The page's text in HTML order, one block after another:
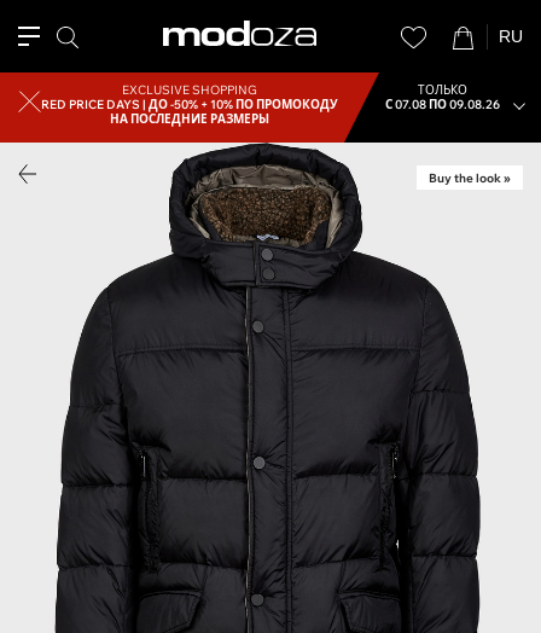
RU
EXCLUSIVE SHOPPING
RED PRICE DAYS |ДО -50% + 10% ПО ПРОМОКОДУ
НА ПОСЛЕДНИЕ РАЗМЕРЫ
ТОЛЬКО
С 07.08 ПО 09.08.26
Buy the look »